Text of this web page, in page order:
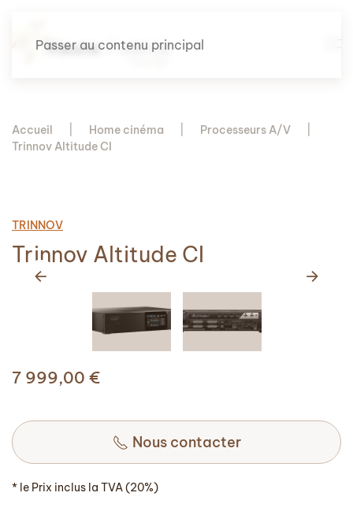
Passer au contenu principal
Accueil Home cinéma
Processeurs A/V
Trinnov Altitude CI
TRINNOV
Trinnov Altitude CI
7 999,00 €
Nous contacter
* le Prix inclus la TVA (20%)